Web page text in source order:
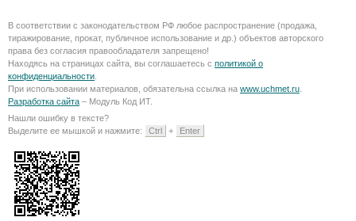
В соответствии с законодательством РФ любое распространение (продажа,
тиражирование, прокат, публичное использование и др.) объектов авторского
права без согласия правообладателя запрещено!
Находясь на страницах сайта, вы соглашаетесь с политикой о
конфиденциальности
При использовании материалов, обязательна ссылка на www.uchmet.ru
Разработка сайта – Модуль Код ИТ.
Нашли ошибку в тексте?
Выделите ее мышкой и нажмите:
Ctrl + Enter